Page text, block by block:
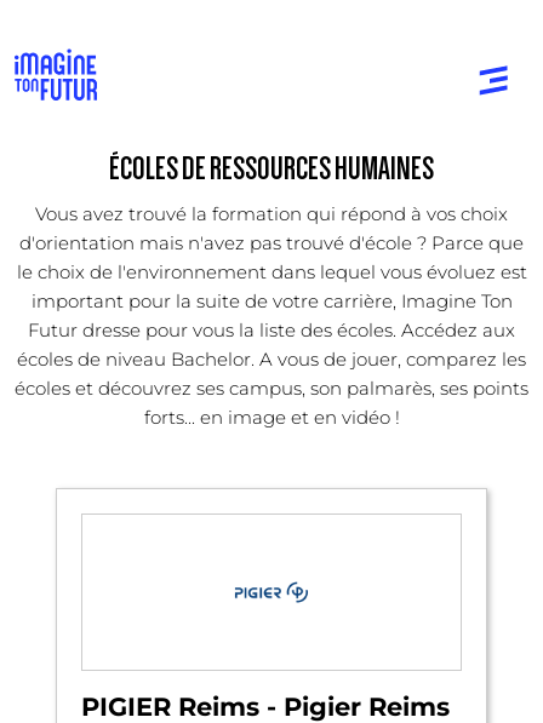
ÉCOLES DE RESSOURCES HUMAINES
Vous avez trouvé la formation qui répond à vos choix
d'orientation mais n'avez pas trouvé d'école ? Parce que
le choix de l'environnement dans lequel vous évoluez est
important pour la suite de votre carrière, Imagine Ton
Futur dresse pour vous la liste des écoles. Accédez aux
écoles de niveau Bachelor. A vous de jouer, comparez les
écoles et découvrez ses campus, son palmarès, ses points
forts... en image et en vidéo !
PIGIER Reims - Pigier Reims